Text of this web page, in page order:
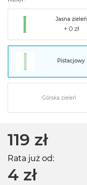
Jasna zieleń
Pistacjowy
Górska zieleń
119 zł
Rata już od:
4 zł